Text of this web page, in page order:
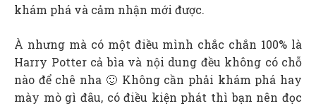
khám phá và cảm nhận mới được.
À nhưng mà có một điều mình chắc chắn 100% là
Harry Potter cả bìa và nội dung đều không có chỗ
nào để chê nha 🙂 Không cần phải khám phá hay
mày mò gì đâu, có điều kiện phát thì bạn nên đọc